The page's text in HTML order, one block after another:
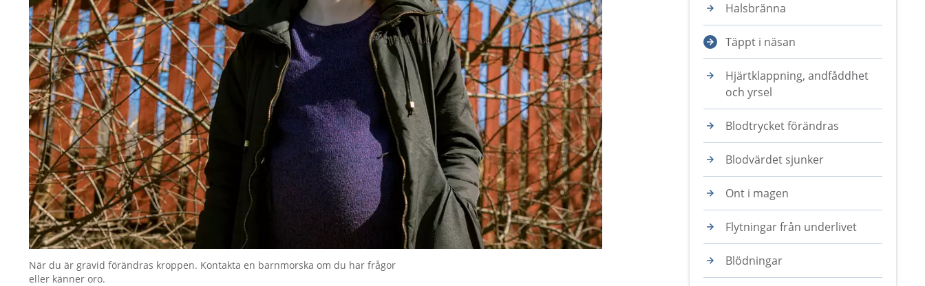
När du är gravid förändras kroppen. Kontakta en barnmorska om du har frågor
eller känner oro.
Halsbränna
Täppt i näsan
Hjärtklappning, andfåddhet
och yrsel
Blodtrycket förändras
Blodvärdet sjunker
Ont i magen
Flytningar från underlivet
Blödningar